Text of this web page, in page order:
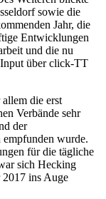
sowie die
Jahr, die
Entwicklungen
und die nu
über click-TT
die erst
Verbände sehr
der
wurde.
für die tägliche
sich Hecking
2017 ins Auge